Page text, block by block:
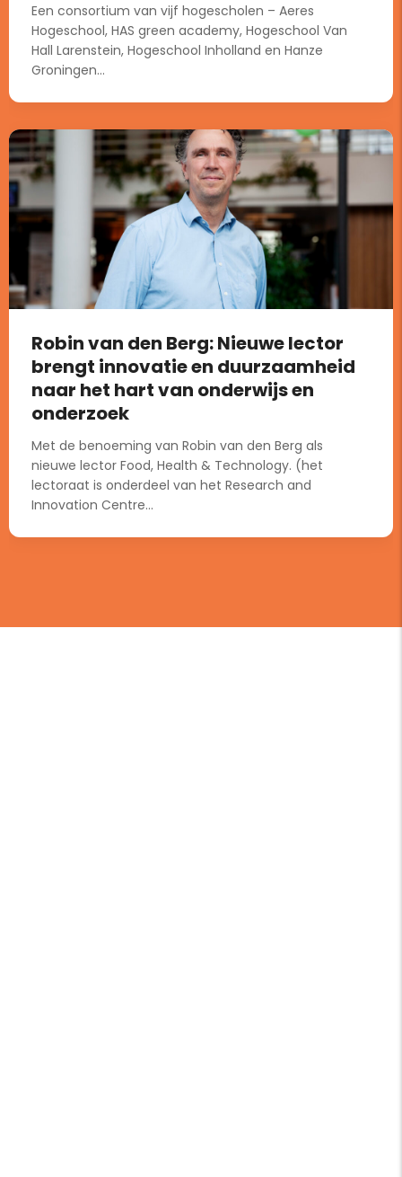
Een consortium van vijf hogescholen – Aeres
Hogeschool, HAS green academy, Hogeschool Van
Hall Larenstein, Hogeschool Inholland en Hanze
Groningen...
Robin van den Berg: Nieuwe lector
brengt innovatie en duurzaamheid
naar het hart van onderwijs en
onderzoek
Met de benoeming van Robin van den Berg als
nieuwe lector Food, Health & Technology. (het
lectoraat is onderdeel van het Research and
Innovation Centre...